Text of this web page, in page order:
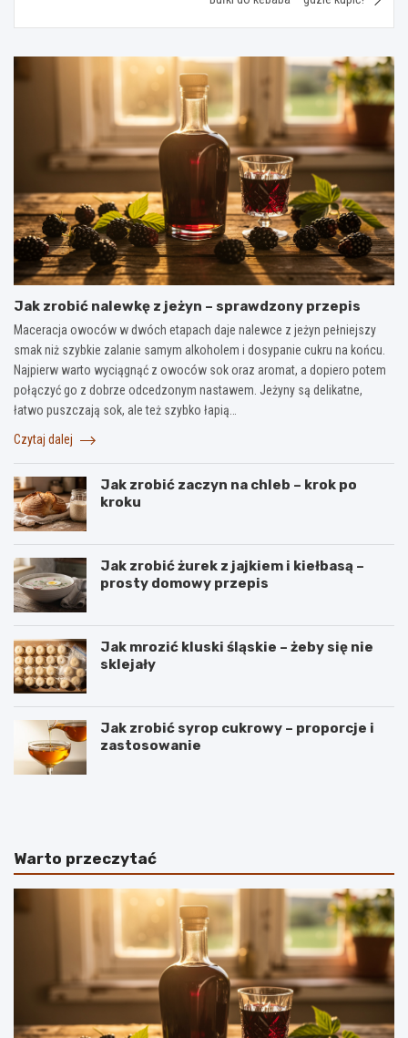
Jak zrobić nalewkę z jeżyn – sprawdzony przepis
Maceracja owoców w dwóch etapach daje nalewce z jeżyn pełniejszy
smak niż szybkie zalanie samym alkoholem i dosypanie cukru na końcu.
Najpierw warto wyciągnąć z owoców sok oraz aromat, a dopiero potem
połączyć go z dobrze odcedzonym nastawem. Jeżyny są delikatne,
łatwo puszczają sok, ale też szybko łapią…
Czytaj dalej
Jak zrobić zaczyn na chleb – krok po
kroku
Jak zrobić żurek z jajkiem i kiełbasą –
prosty domowy przepis
Jak mrozić kluski śląskie – żeby się nie
sklejały
Jak zrobić syrop cukrowy – proporcje i
zastosowanie
B
y
–
r
w
S
t
y
i
h
Warto przeczytać